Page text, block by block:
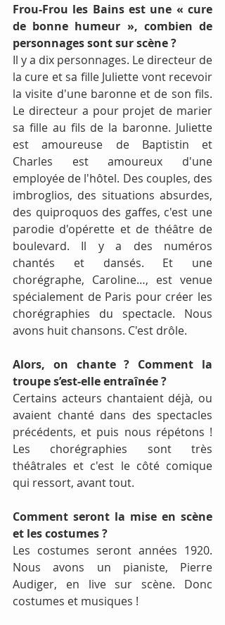
Frou-Frou les Bains est une « cure
de bonne humeur », combien de
personnages sont sur scène ?
Il y a dix personnages. Le directeur de
la cure et sa fille Juliette vont recevoir
la visite d'une baronne et de son fils.
Le directeur a pour projet de marier
sa fille au fils de la baronne. Juliette
est amoureuse de Baptistin et
Charles est amoureux d'une
employée de l'hôtel. Des couples, des
imbroglios, des situations absurdes,
des quiproquos des gaffes, c'est une
parodie d'opérette et de théâtre de
boulevard. Il y a des numéros
chantés et dansés. Et une
chorégraphe, Caroline…, est venue
spécialement de Paris pour créer les
chorégraphies du spectacle. Nous
avons huit chansons. C'est drôle.
Alors, on chante ? Comment la
troupe s’est-elle entraînée ?
Certains acteurs chantaient déjà, ou
avaient chanté dans des spectacles
précédents, et puis nous répétons !
Les chorégraphies sont très
théâtrales et c'est le côté comique
qui ressort, avant tout.
Comment seront la mise en scène
et les costumes ?
Les costumes seront années 1920.
Nous avons un pianiste, Pierre
Audiger, en live sur scène. Donc
costumes et musiques !